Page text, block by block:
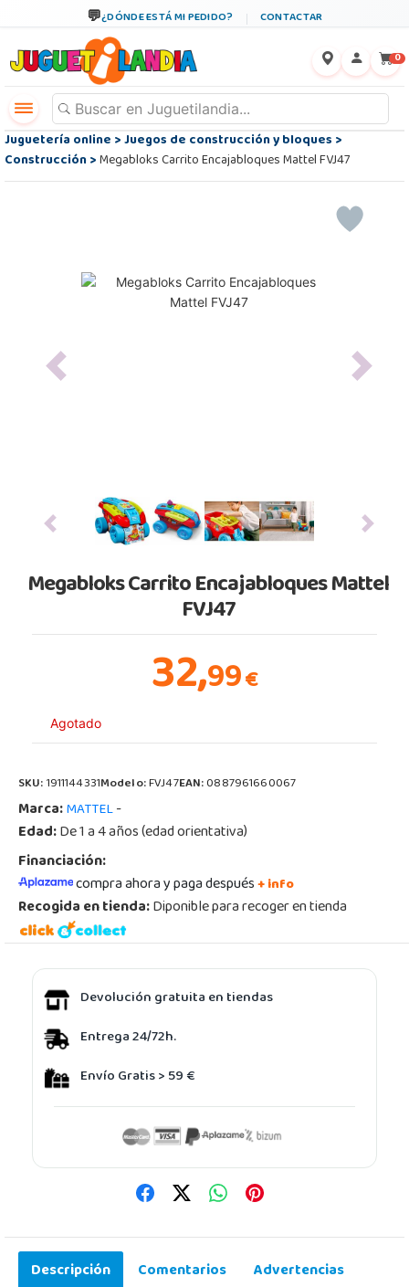
¿DÓNDE ESTÁ MI PEDIDO? CONTACTAR
0
Juguetería online>Juegos de construcción y bloques>
Construcción>Megabloks Carrito Encajabloques Mattel FVJ47
Previous Next
Previous Next
Megabloks Carrito Encajabloques Mattel
FVJ47
32,99€
Agotado
SKU:1911144331Modelo:FVJ47EAN:0887961660067
Marca:MATTEL-
Edad:De 1 a 4 años (edad orientativa)
Financiación:
compra ahora y paga después+ info
Recogida en tienda:Diponible para recoger en tienda
Devolución gratuita en tiendas
Entrega 24/72h.
Envío Gratis > 59 €
Descripción Comentarios
Advertencias